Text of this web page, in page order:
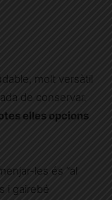
molt versàtil
de conservar.
elles opcions
les és “al
i gairebé